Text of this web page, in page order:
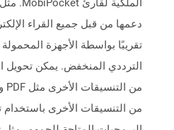
دعمها من قبل جميع القراء
تقريبًا بواسطة الأجهزة
الترددي المنخفض. يمكن تحويل
من التنسيقات الأخرى باستخدام